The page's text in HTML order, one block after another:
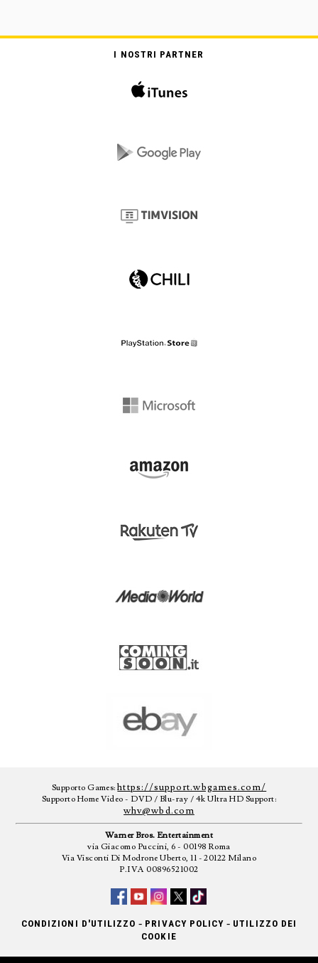
I NOSTRI PARTNER
Supporto Games:https://support.wbgames.com/
Supporto Home Video - DVD / Blu-ray / 4k Ultra HD Support:
whv@wbd.com
Warner Bros. Entertainment
via Giacomo Puccini, 6 - 00198 Roma
Via Visconti Di Modrone Uberto, 11 - 20122 Milano
P.IVA 00896521002
CONDIZIONI D'UTILIZZO - PRIVACY POLICY - UTILIZZO DEI
COOKIE